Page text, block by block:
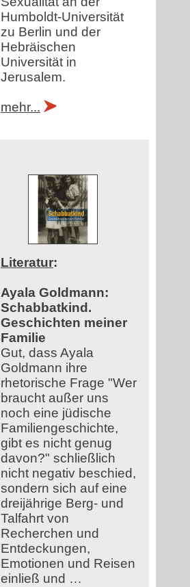
Humboldt-Universität
zu Berlin und der
Hebräischen
Universität in
Jerusalem.
mehr...
Literatur:
Ayala Goldmann:
Schabbatkind.
Geschichten meiner
Familie
Gut, dass Ayala
Goldmann ihre
rhetorische Frage "Wer
braucht außer uns
noch eine jüdische
Familiengeschichte,
gibt es nicht genug
davon?" schließlich
nicht negativ beschied,
sondern sich auf eine
dreijährige Berg- und
Talfahrt von
Recherchen und
Entdeckungen,
Emotionen und Reisen
einließ und …